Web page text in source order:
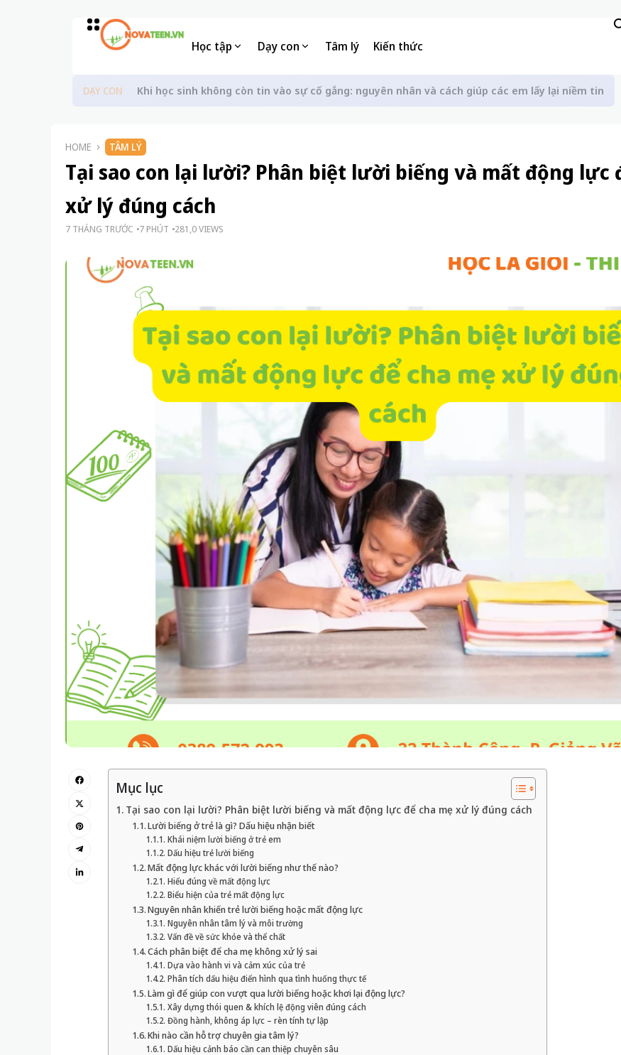
Học tập Dạy con Tâm lý Kiến thức
DẠY CON Khi học sinh không còn tin vào sự cố gắng: nguyên nhân và cách giúp các em lấy lại niềm tin
HOME TÂM LÝ
Tại sao con lại lười? Phân biệt lười biếng và mất động lực
xử lý đúng cách
7 THÁNG TRƯỚC 7 PHÚT 281,0 VIEWS
Mục lục
Tại sao con lại lười? Phân biệt lười biếng và mất động lực để cha mẹ xử lý đúng cách
Lười biếng ở trẻ là gì? Dấu hiệu nhận biết
Khái niệm lười biếng ở trẻ em
Dấu hiệu trẻ lười biếng
Mất động lực khác với lười biếng như thế nào?
Hiểu đúng về mất động lực
Biểu hiện của trẻ mất động lực
Nguyên nhân khiến trẻ lười biếng hoặc mất động lực
Nguyên nhân tâm lý và môi trường
Vấn đề về sức khỏe và thể chất
Cách phân biệt để cha mẹ không xử lý sai
Dựa vào hành vi và cảm xúc của trẻ
Phân tích dấu hiệu điển hình qua tình huống thực tế
Làm gì để giúp con vượt qua lười biếng hoặc khơi lại động lực?
Xây dựng thói quen & khích lệ động viên đúng cách
Đồng hành, không áp lực – rèn tính tự lập
Khi nào cần hỗ trợ chuyên gia tâm lý?
Dấu hiệu cảnh báo cần can thiệp chuyên sâu